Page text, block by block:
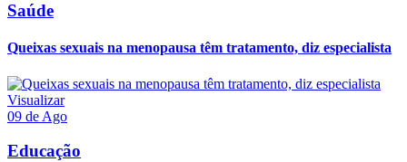
Saúde
Queixas sexuais na menopausa têm tratamento, diz especialista
Visualizar
09 de Ago
Educação